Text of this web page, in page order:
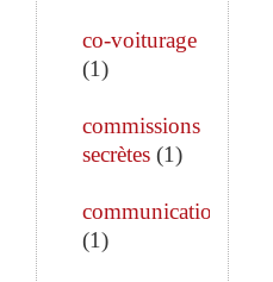
co-voiturage
(1)
commissions
secrètes (1)
communication
(1)